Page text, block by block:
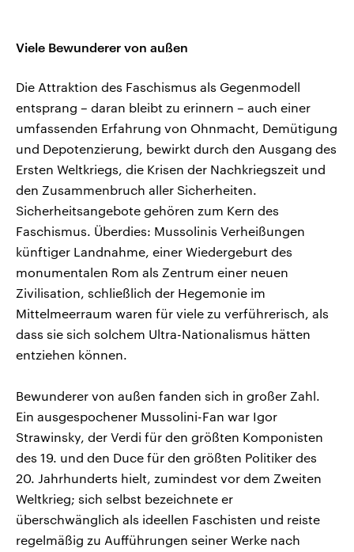
Viele Bewunderer von außen
Die Attraktion des Faschismus als Gegenmodell
entsprang – daran bleibt zu erinnern – auch einer
umfassenden Erfahrung von Ohnmacht, Demütigung
und Depotenzierung, bewirkt durch den Ausgang des
Ersten Weltkriegs, die Krisen der Nachkriegszeit und
den Zusammenbruch aller Sicherheiten.
Sicherheitsangebote gehören zum Kern des
Faschismus. Überdies: Mussolinis Verheißungen
künftiger Landnahme, einer Wiedergeburt des
monumentalen Rom als Zentrum einer neuen
Zivilisation, schließlich der Hegemonie im
Mittelmeerraum waren für viele zu verführerisch, als
dass sie sich solchem Ultra-Nationalismus hätten
entziehen können.
Bewunderer von außen fanden sich in großer Zahl.
Ein ausgespochener Mussolini-Fan war Igor
Strawinsky, der Verdi für den größten Komponisten
des 19. und den Duce für den größten Politiker des
20. Jahrhunderts hielt, zumindest vor dem Zweiten
Weltkrieg; sich selbst bezeichnete er
überschwänglich als ideellen Faschisten und reiste
regelmäßig zu Aufführungen seiner Werke nach